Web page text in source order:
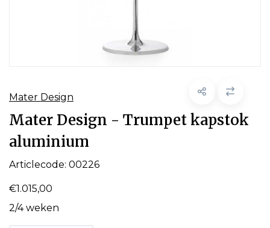
Mater Design
Mater Design - Trumpet kapstok
aluminium
Articlecode: 00226
€1.015,00
2/4 weken